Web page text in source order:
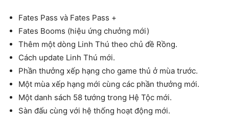
Fates Pass và Fates Pass +
Fates Booms (hiệu ứng chưởng mới)
Thêm một dòng Linh Thú theo chủ đề Rồng.
Cách update Linh Thú mới.
Phần thưởng xếp hạng cho game thủ ở mùa trước.
Một mùa xếp hạng mới cùng các phần thưởng mới.
Một danh sách 58 tướng trong Hệ Tộc mới.
Sàn đấu cùng với hệ thống hoạt động mới.